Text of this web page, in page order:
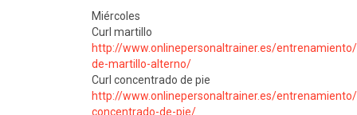
Miércoles
Curl martillo
http://www.onlinepersonaltrainer.es/
de-martillo-alterno/
Curl concentrado de pie
http://www.onlinepersonaltrainer.es/
concentrado-de-pie/